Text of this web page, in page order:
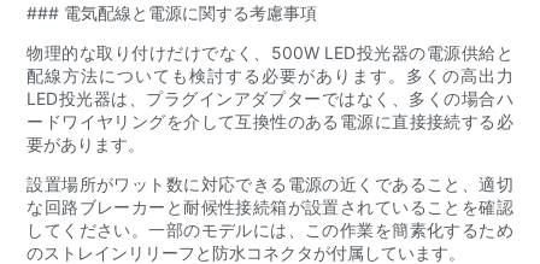
### 電気配線と電源に関する考慮事項
物理的な取り付けだけでなく、500W LED投光器の電源供給と
配線方法についても検討する必要があります。多くの高出力
LED投光器は、プラグインアダプターではなく、多くの場合ハ
ードワイヤリングを介して互換性のある電源に直接接続する必
要があります。
設置場所がワット数に対応できる電源の近くであること、適切
な回路ブレーカーと耐候性接続箱が設置されていることを確認
してください。一部のモデルには、この作業を簡素化するため
のストレインリリーフと防水コネクタが付属しています。